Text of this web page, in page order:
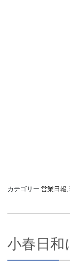
カテゴリー:営業日報,
小春日和